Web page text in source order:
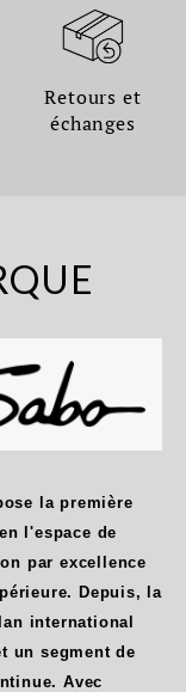
Retours et
échanges
la première
l'espace de
par excellence
Depuis, la
international
un segment de
Avec